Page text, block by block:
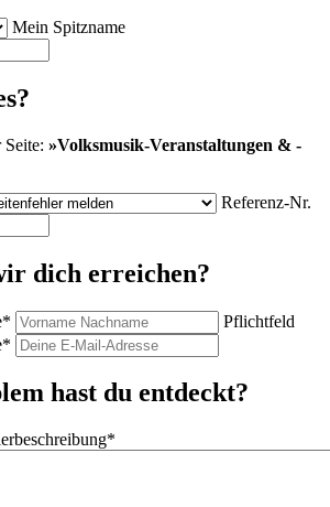
Mein Spitzname
»Volksmusik-Veranstaltungen & -
Referenz-Nr.
dich erreichen?
*
Pflichtfeld
*
hast du entdeckt?
*